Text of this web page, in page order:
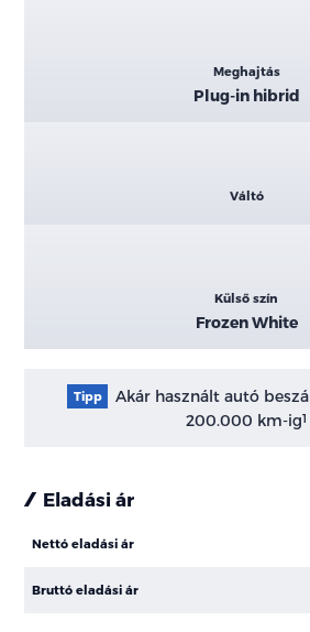
Meghajtás
Plug-in hibrid
Váltó
Külső szín
Frozen White
Tipp
Akár használt autó
200.000 km-ig1
Eladási ár
Nettó eladási ár
Bruttó eladási ár